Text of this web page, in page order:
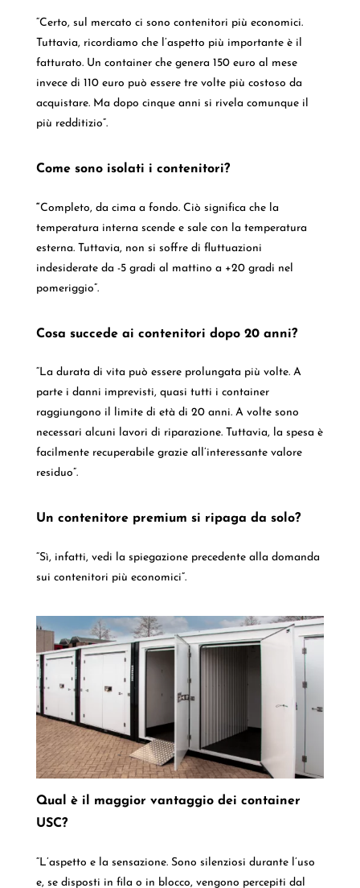
“Certo, sul mercato ci sono contenitori più economici.
Tuttavia, ricordiamo che l’aspetto più importante è il
fatturato. Un container che genera 150 euro al mese
invece di 110 euro può essere tre volte più costoso da
acquistare. Ma dopo cinque anni si rivela comunque il
più redditizio”.
Come sono isolati i contenitori?
“Completo, da cima a fondo. Ciò significa che la
temperatura interna scende e sale con la temperatura
esterna. Tuttavia, non si soffre di fluttuazioni
indesiderate da -5 gradi al mattino a +20 gradi nel
pomeriggio”.
Cosa succede ai contenitori dopo 20 anni?
“La durata di vita può essere prolungata più volte. A
parte i danni imprevisti, quasi tutti i container
raggiungono il limite di età di 20 anni. A volte sono
necessari alcuni lavori di riparazione. Tuttavia, la spesa è
facilmente recuperabile grazie all’interessante valore
residuo”.
Un contenitore premium si ripaga da solo?
“Sì, infatti, vedi la spiegazione precedente alla domanda
sui contenitori più economici”.
Qual è il maggior vantaggio dei container
USC?
“L’aspetto e la sensazione. Sono silenziosi durante l’uso
e, se disposti in fila o in blocco, vengono percepiti dal